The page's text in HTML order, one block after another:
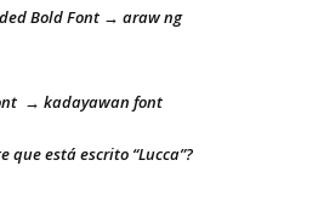
Bold Font → araw ng
→ kadayawan font
está escrito “Lucca”?